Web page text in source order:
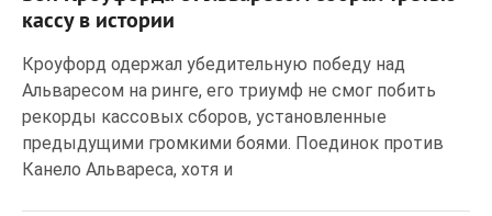
кассу в истории
Кроуфорд одержал убедительную победу над
Альваресом на ринге, его триумф не смог побить
рекорды кассовых сборов, установленные
предыдущими громкими боями. Поединок против
Канело Альвареса, хотя и